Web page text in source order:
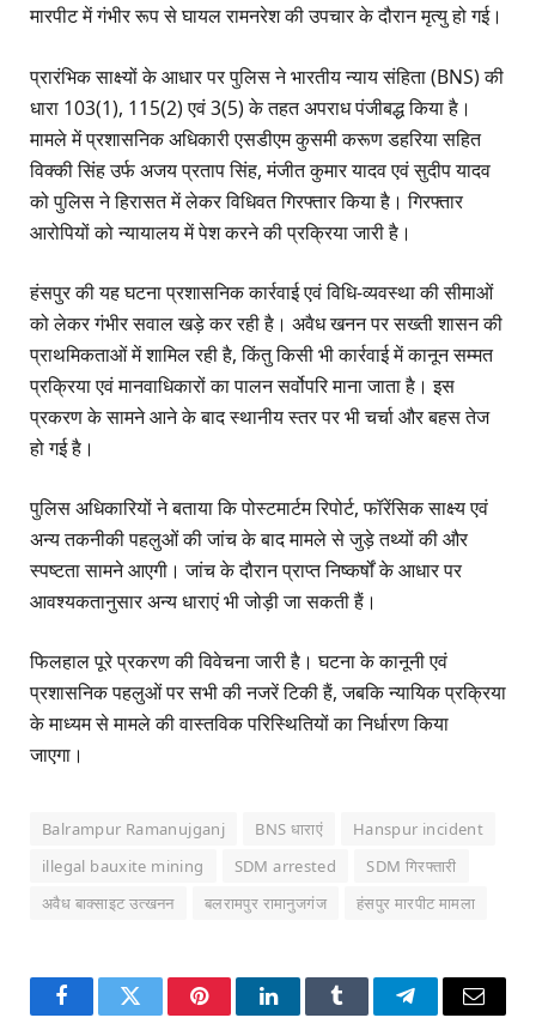
मारपीट में गंभीर रूप से घायल रामनरेश की उपचार के दौरान मृत्यु हो गई।
प्रारंभिक साक्ष्यों के आधार पर पुलिस ने भारतीय न्याय संहिता (BNS) की
धारा 103(1), 115(2) एवं 3(5) के तहत अपराध पंजीबद्ध किया है।
मामले में प्रशासनिक अधिकारी एसडीएम कुसमी करूण डहरिया सहित
विक्की सिंह उर्फ अजय प्रताप सिंह, मंजीत कुमार यादव एवं सुदीप यादव
को पुलिस ने हिरासत में लेकर विधिवत गिरफ्तार किया है। गिरफ्तार
आरोपियों को न्यायालय में पेश करने की प्रक्रिया जारी है।
हंसपुर की यह घटना प्रशासनिक कार्रवाई एवं विधि-व्यवस्था की सीमाओं
को लेकर गंभीर सवाल खड़े कर रही है। अवैध खनन पर सख्ती शासन की
प्राथमिकताओं में शामिल रही है, किंतु किसी भी कार्रवाई में कानून सम्मत
प्रक्रिया एवं मानवाधिकारों का पालन सर्वोपरि माना जाता है। इस
प्रकरण के सामने आने के बाद स्थानीय स्तर पर भी चर्चा और बहस तेज
हो गई है।
पुलिस अधिकारियों ने बताया कि पोस्टमार्टम रिपोर्ट, फॉरेंसिक साक्ष्य एवं
अन्य तकनीकी पहलुओं की जांच के बाद मामले से जुड़े तथ्यों की और
स्पष्टता सामने आएगी। जांच के दौरान प्राप्त निष्कर्षों के आधार पर
आवश्यकतानुसार अन्य धाराएं भी जोड़ी जा सकती हैं।
फिलहाल पूरे प्रकरण की विवेचना जारी है। घटना के कानूनी एवं
प्रशासनिक पहलुओं पर सभी की नजरें टिकी हैं, जबकि न्यायिक प्रक्रिया
के माध्यम से मामले की वास्तविक परिस्थितियों का निर्धारण किया
जाएगा।
Balrampur Ramanujganj BNS धाराएं
Hanspur incident
illegal bauxite mining
SDM arrested
SDM गिरफ्तारी
अवैध बाक्साइट उत्खनन
बलरामपुर रामानुजगंज हंसपुर मारपीट मामला
FacebookTwitter PinterestLinkedInTumblr TelegramEmail